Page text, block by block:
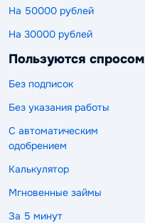
На 50000 рублей
На 30000 рублей
Пользуются спросом
Без подписок
Без указания работы
С автоматическим
одобрением
Калькулятор
Мгновенные займы
За 5 минут